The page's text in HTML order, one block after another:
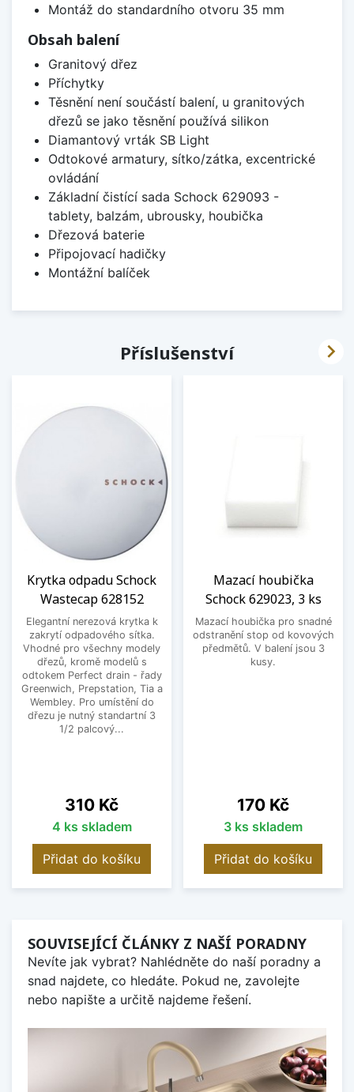
Montáž do standardního otvoru 35 mm
Obsah balení
Granitový dřez
Příchytky
Těsnění není součástí balení, u granitových
dřezů se jako těsnění používá silikon
Diamantový vrták SB Light
Odtokové armatury, sítko/zátka, excentrické
ovládání
Základní čistící sada Schock 629093 -
tablety, balzám, ubrousky, houbička
Dřezová baterie
Připojovací hadičky
Montážní balíček
Příslušenství
Krytka odpadu Schock
Wastecap 628152
Elegantní nerezová krytka k
zakrytí odpadového sítka.
Vhodné pro všechny modely
dřezů, kromě modelů s
odtokem Perfect drain - řady
Greenwich, Prepstation, Tia a
Wembley. Pro umístění do
dřezu je nutný standartní 3
1/2 palcový...
Cena
310 Kč
4 ks skladem
Přidat do košíku
Mazací houbička
Schock 629023, 3 ks
Mazací houbička pro snadné
odstranění stop od kovových
předmětů. V balení jsou 3
kusy.
Cena
170 Kč
3 ks skladem
Přidat do košíku

SOUVISEJÍCÍ ČLÁNKY Z NAŠÍ PORADNY
Nevíte jak vybrat? Nahlédněte do naší poradny a
snad najdete, co hledáte. Pokud ne, zavolejte
nebo napište a určitě najdeme řešení.